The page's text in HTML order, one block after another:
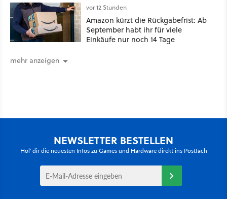
vor 12 Stunden
Amazon kürzt die Rückgabefrist: Ab
September habt ihr für viele
Einkäufe nur noch 14 Tage
mehr anzeigen
NEWSLETTER BESTELLEN
Hol' dir die neuesten Infos zu Games und Hardware direkt ins Postfach